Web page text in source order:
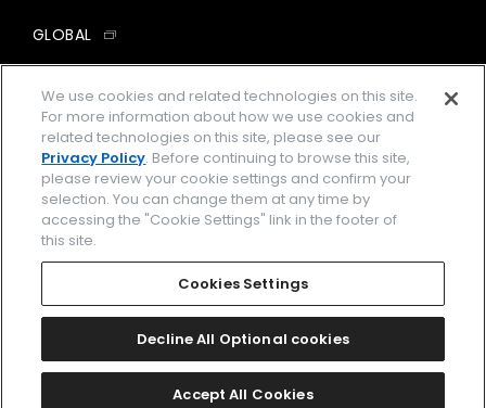
GLOBAL
facebookinstagramtwitter
企業情報 ご利用規約
プライバシーポリシー Cookies Settings
Amazon PayはAmazon.com, Inc.またはその関連会社の商標です。
2026 CITIZEN WATCH CO., LTD.
We use cookies and related technologies on this site.
For more information about how we use cookies and
related technologies on this site, please see our
Privacy Policy. Before continuing to browse this site,
please review your cookie settings and confirm your
selection. You can change them at any time by
accessing the "Cookie Settings" link in the footer of
this site.
Cookies Settings
Decline All Optional cookies
Accept All Cookies